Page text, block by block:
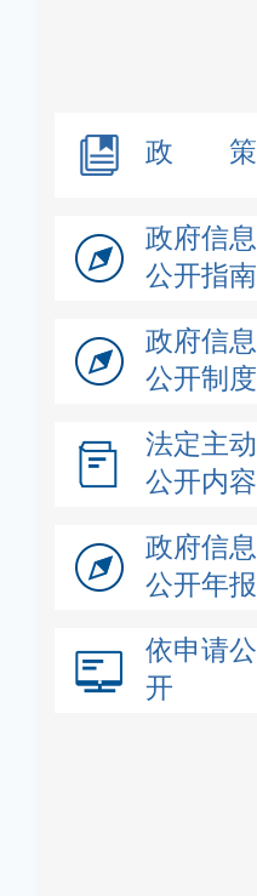
政 策
政府信息
公开指南
政府信息
公开制度
法定主动
公开内容
政府信息
公开年报
依申请公
开